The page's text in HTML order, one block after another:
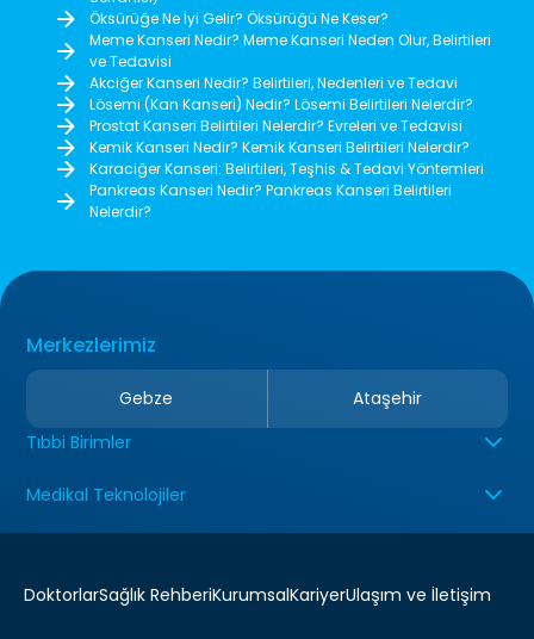
Öksürüğe Ne İyi Gelir? Öksürüğü Ne Keser?
Meme Kanseri Nedir? Meme Kanseri Neden Olur, Belirtileri
ve Tedavisi
Akciğer Kanseri Nedir? Belirtileri, Nedenleri ve Tedavi
Lösemi (Kan Kanseri) Nedir? Lösemi Belirtileri Nelerdir?
Prostat Kanseri Belirtileri Nelerdir? Evreleri ve Tedavisi
Kemik Kanseri Nedir? Kemik Kanseri Belirtileri Nelerdir?
Karaciğer Kanseri: Belirtileri, Teşhis & Tedavi Yöntemleri
Pankreas Kanseri Nedir? Pankreas Kanseri Belirtileri
Nelerdir?
Merkezlerimiz
Gebze
Ataşehir
Tıbbi Birimler
Medikal Teknolojiler
DoktorlarSağlık RehberiKurumsalKariyerUlaşım ve İletişim